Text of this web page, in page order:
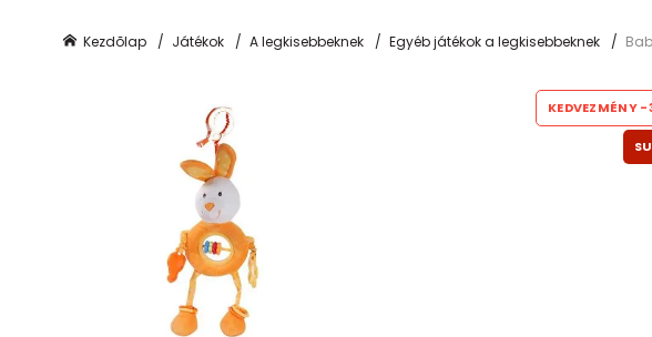
Kezdõlap Játékok A legkisebbeknek Egyéb játékok a legkisebbeknek
KEDVEZMÉNY-